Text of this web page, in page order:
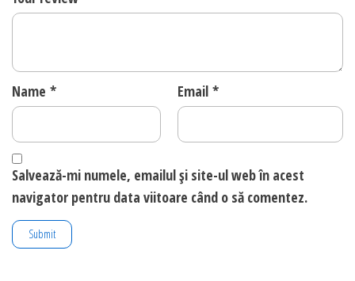
Name * Email *
Salvează-mi numele, emailul și site-ul web în acest
navigator pentru data viitoare când o să comentez.